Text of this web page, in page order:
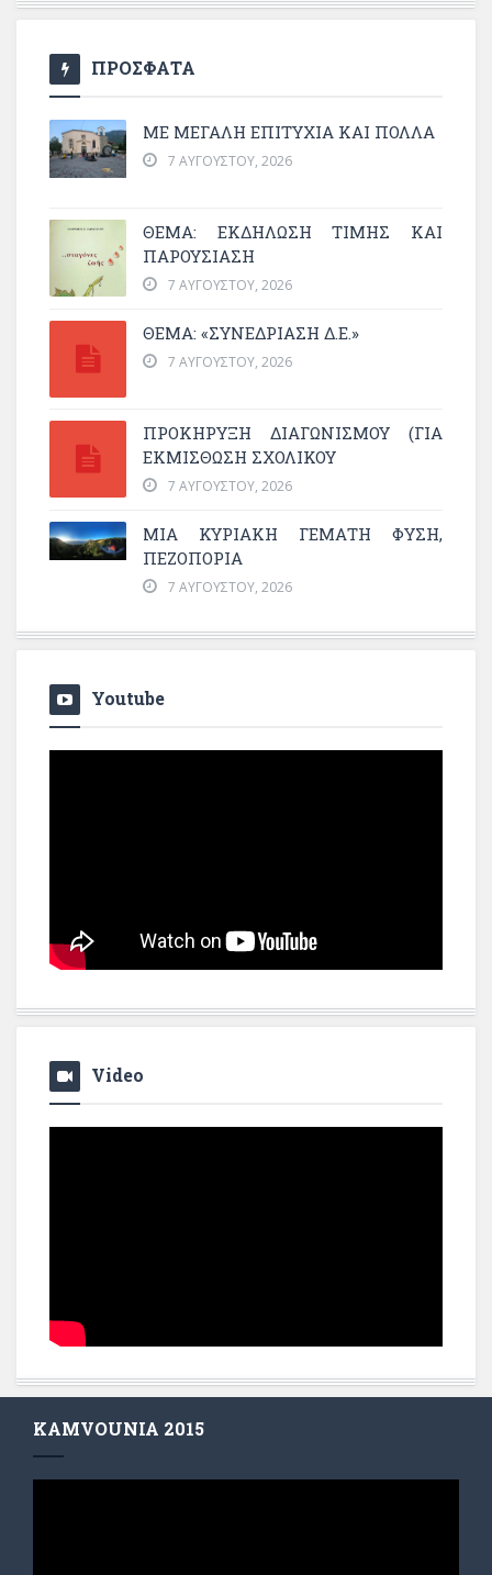
ΠΡΟΣΦΑΤΑ
ΜΕ ΜΕΓΆΛΗ ΕΠΙΤΥΧΊΑ ΚΑΙ ΠΟΛΛΆ
7 ΑΥΓΟΎΣΤΟΥ, 2026
ΘΈΜΑ: ΕΚΔΉΛΩΣΗ ΤΙΜΉΣ ΚΑΙ
ΠΑΡΟΥΣΊΑΣΗ
7 ΑΥΓΟΎΣΤΟΥ, 2026
ΘΕΜΑ: «ΣΥΝΕΔΡΊΑΣΗ Δ.Ε.»
7 ΑΥΓΟΎΣΤΟΥ, 2026
ΠΡΟΚΗΡΥΞΗ ΔΙΑΓΩΝΙΣΜΟΥ (ΓΙΑ
ΕΚΜΊΣΘΩΣΗ ΣΧΟΛΙΚΟΎ
7 ΑΥΓΟΎΣΤΟΥ, 2026
ΜΙΑ ΚΥΡΙΑΚΉ ΓΕΜΆΤΗ ΦΎΣΗ,
ΠΕΖΟΠΟΡΊΑ
7 ΑΥΓΟΎΣΤΟΥ, 2026
Youtube
Video
KAMVOUNIA 2015